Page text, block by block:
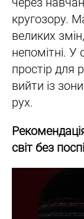
кругозору.
великих
непомітні.
простір для
вийти із
рух.
світ без